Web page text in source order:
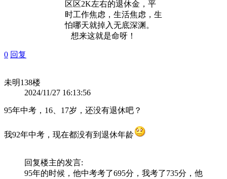
区区2K左右的退休金，平
时工作焦虑，生活焦虑，生
怕哪天就掉入无底深渊。
想来这就是命呀！
0 回复
未明138楼
2024/11/27 16:13:56
95年中考，16、17岁，还没有退休吧？
我92年中考，现在都没有到退休年龄
回复楼主的发言:
95年的时候，他中考考了695分，我考了735分，他